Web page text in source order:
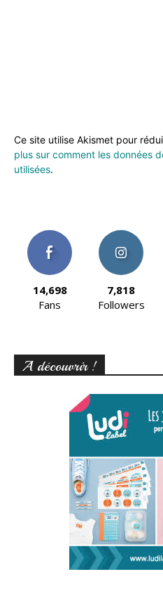
Ce site utilise Akismet pour
plus sur comment les données
utilisées.
14,698
Fans
7,818
Followers
A découvrir !